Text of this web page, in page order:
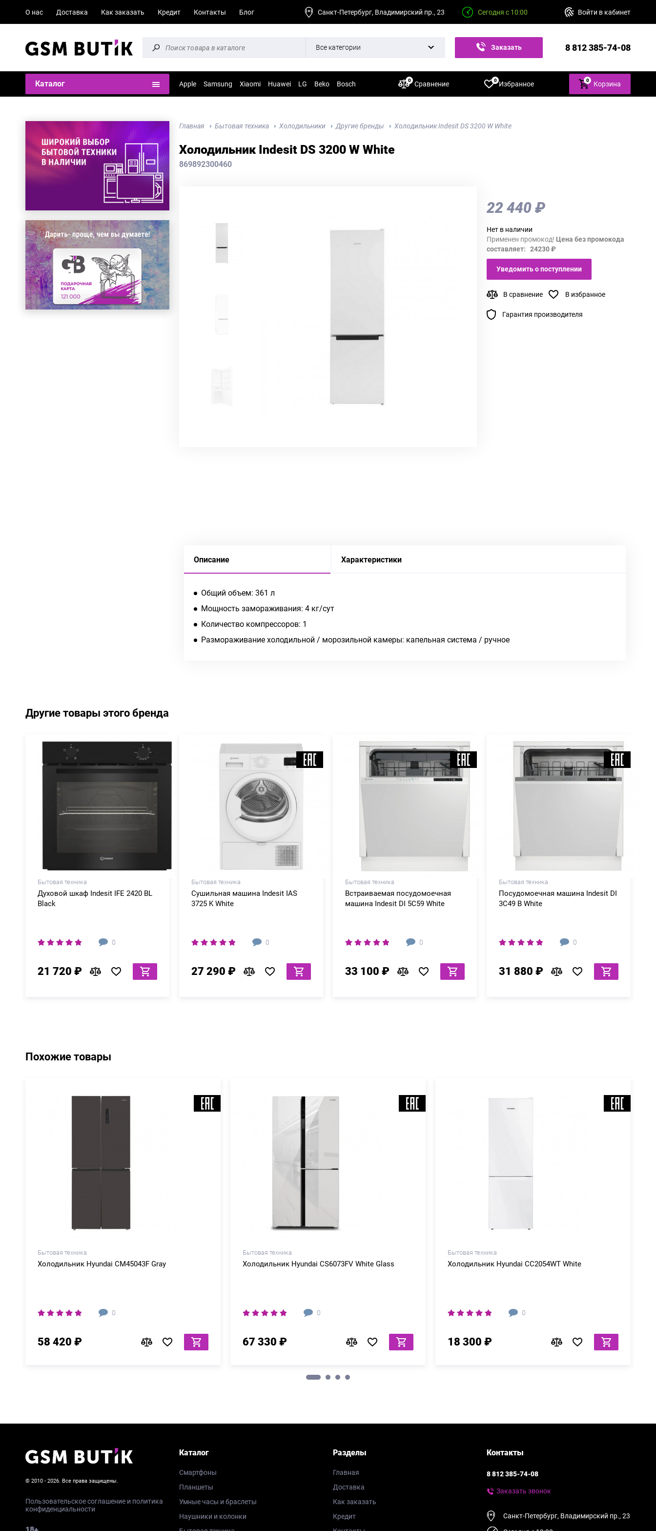
О нас Доставка Как заказать Кредит Контакты Блог Санкт-Петербург, Владимирский пр., 23 Сегодня с 10:00 Войти в кабинет
Все категории Заказать 8 812 385-74-08
Каталог Apple Samsung Xiaomi Huawei LG Beko Bosch Сравнение
0 Избранное
0 0 Корзина
Главная Бытовая техника Холодильники Другие бренды Холодильник Indesit DS 3200 W White
Холодильник Indesit DS 3200 W White
869892300460
22 440 ₽
Нет в наличии
Применен промокод! Цена без промокода
составляет: 24230 ₽
Уведомить о поступлении
В сравнение В избранное
Гарантия производителя
Описание Характеристики
Общий объем: 361 л
Мощность замораживания: 4 кг/сут
Количество компрессоров: 1
Размораживание холодильной / морозильной камеры: капельная система / ручное
Другие товары этого бренда
Бытовая техника
Духовой шкаф Indesit IFE 2420 BL
Black
0
21 720 ₽
Бытовая техника
Сушильная машина Indesit IAS
3725 K White
0
27 290 ₽
Бытовая техника
Встраиваемая посудомоечная
машина Indesit DI 5C59 White
0
33 100 ₽
Бытовая техника
Посудомоечная машина Indesit DI
3C49 B White
0
31 880 ₽
Похожие товары
Бытовая техника
Холодильник Hyundai CM45043F Gray
0
58 420 ₽
Бытовая техника
Холодильник Hyundai CS6073FV White Glass
0
67 330 ₽
Бытовая техника
Холодильник Hyundai CC2054WT White
0
18 300 ₽
© 2010 - 2026. Все права защищены.
Пользовательское соглашение и политика
конфиденциальности
Каталог
Смартфоны
Планшеты
Умные часы и браслеты
Наушники и колонки
Разделы
Главная
Доставка
Как заказать
Кредит
Контакты
8 812 385-74-08
Заказать звонок
Санкт-Петербург, Владимирский пр., 23